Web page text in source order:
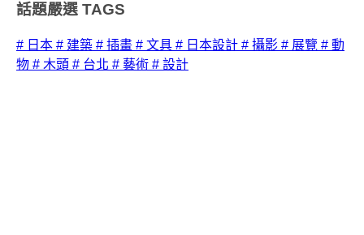
話題嚴選 TAGS
# 日本 # 建築 # 插畫 # 文具 # 日本設計 # 攝影 # 展覽 # 動
物 # 木頭 # 台北 # 藝術 # 設計